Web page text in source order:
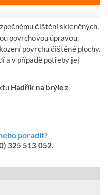
čištění skleněných,
povrchovou úpravou.
povrchu čištěné plochy.
a v případě potřeby jej
Hadřík na brýle z
poradit?
325 513 052.